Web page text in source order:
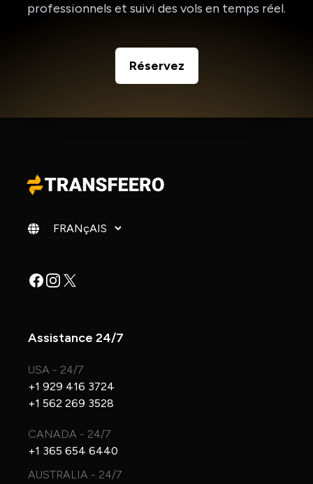
professionnels et suivi des vols en temps réel.
Réservez
Changer de langue
Facebook
Instagram
X
Assistance 24/7
USA - 24/7
+1 929 416 3724
+1 562 269 3528
CANADA - 24/7
+1 365 654 6440
AUSTRALIA - 24/7